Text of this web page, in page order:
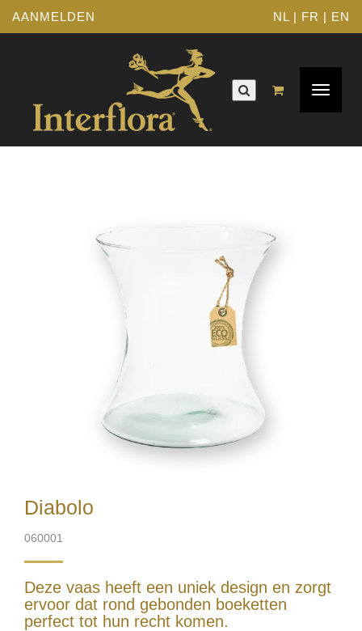
AANMELDEN NL | FR | EN
Toggle
Diabolo
060001
Deze vaas heeft een uniek design en zorgt
ervoor dat rond gebonden boeketten
perfect tot hun recht komen.